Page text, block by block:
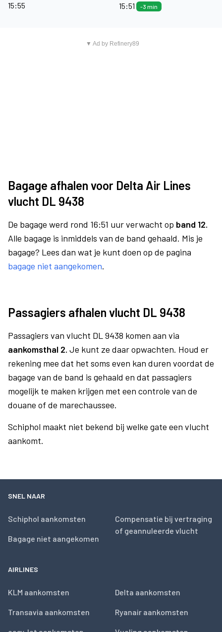
15:55
15:51
-3 min
▼ Ad by Refinery89
Bagage afhalen voor Delta Air Lines
vlucht DL 9438
De bagage werd rond 16:51 uur verwacht op band 12.
Alle bagage is inmiddels van de band gehaald. Mis je
bagage? Lees dan wat je kunt doen op de pagina
bagage niet aangekomen.
Passagiers afhalen vlucht DL 9438
Passagiers van vlucht DL 9438 komen aan via
aankomsthal 2. Je kunt ze daar opwachten. Houd er
rekening mee dat het soms even kan duren voordat de
bagage van de band is gehaald en dat passagiers
mogelijk te maken krijgen met een controle van de
douane of de marechaussee.
Schiphol maakt niet bekend bij welke gate een vlucht
aankomt.
SNEL NAAR
Schiphol aankomsten
Bagage niet aangekomen
Compensatie bij vertraging
of geannuleerde vlucht
AIRLINES
KLM aankomsten
Transavia aankomsten
Delta aankomsten
Ryanair aankomsten